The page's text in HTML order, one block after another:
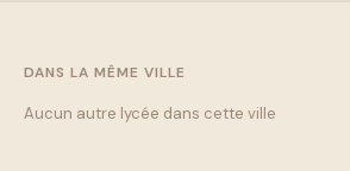
DANS LA MÊME VILLE
Aucun autre lycée dans cette ville